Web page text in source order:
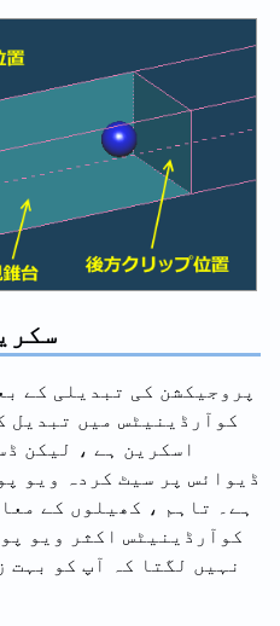
پروجیکشن کی تبدیلی کے
کوآرڈینیٹس میں تبدیل
اسکرین ہے ، لیکن
ڈیوائس پر سیٹ کردہ ویو
ہے۔ تاہم ، کھیلوں کے
کوآرڈینیٹس اکثر ویو
نہیں لگتا کہ آپ کو